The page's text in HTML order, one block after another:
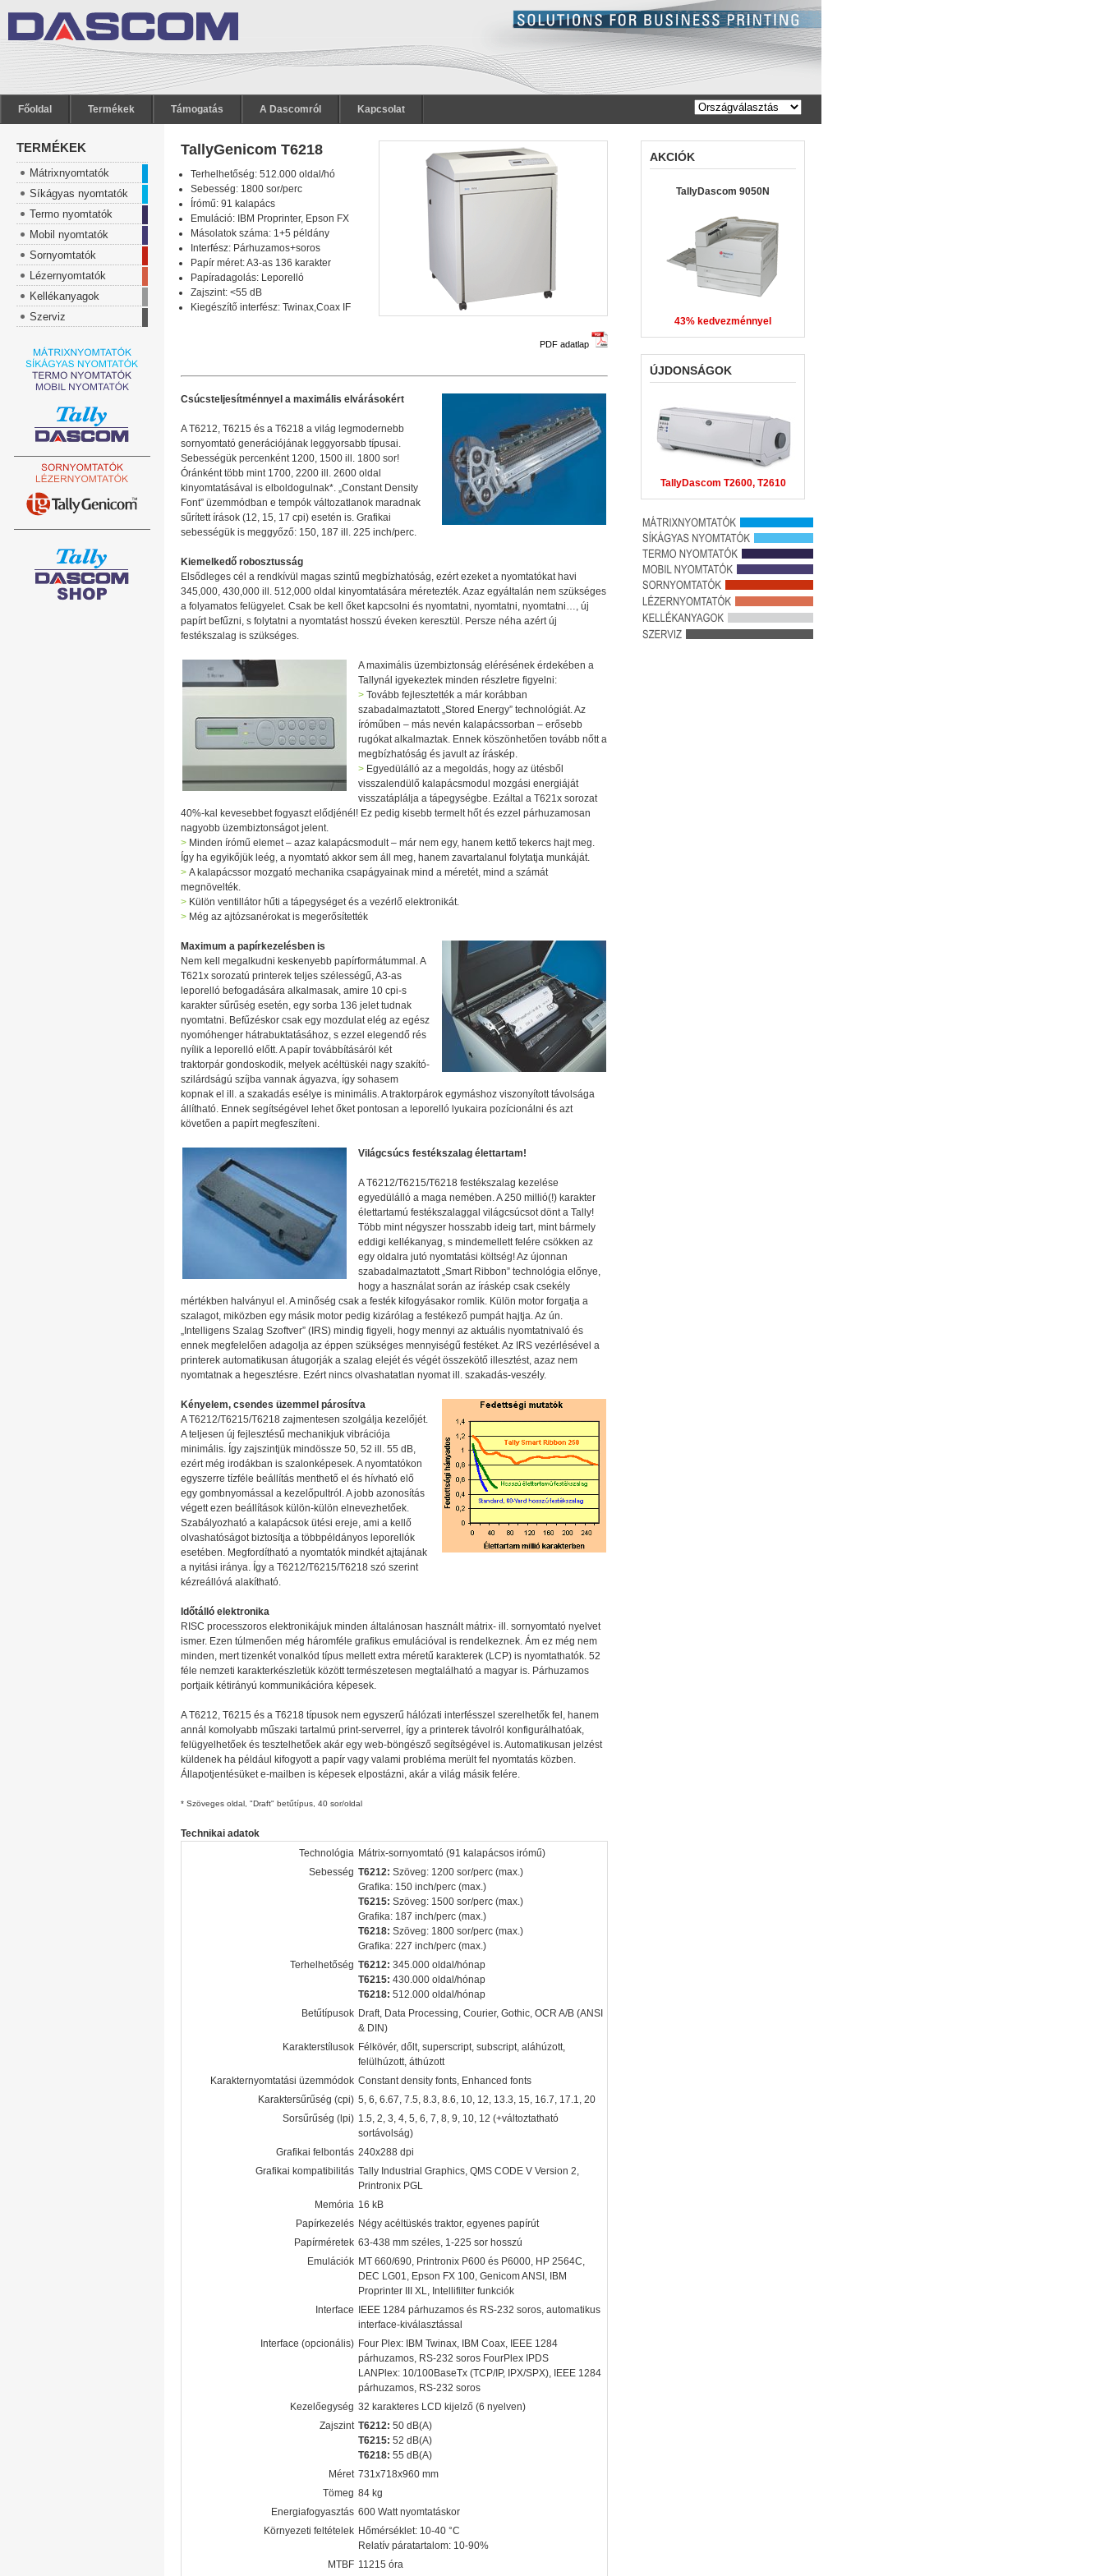
Főoldal Termékek Támogatás A Dascomról Kapcsolat
TERMÉKEK
Mátrixnyomtatók
Síkágyas nyomtatók
Termo nyomtatók
Mobil nyomtatók
Sornyomtatók
Lézernyomtatók
Kellékanyagok
Szerviz
PDF adatlap
TallyGenicom T6218
Terhelhetőség: 512.000 oldal/hó
Sebesség: 1800 sor/perc
Írómű: 91 kalapács
Emuláció: IBM Proprinter, Epson FX
Másolatok száma: 1+5 példány
Interfész: Párhuzamos+soros
Papír méret: A3-as 136 karakter
Papíradagolás: Leporelló
Zajszint: <55 dB
Kiegészítő interfész: Twinax,Coax IF
Csúcsteljesítménnyel a maximális elvárásokért
A T6212, T6215 és a T6218 a világ legmodernebb
sornyomtató generációjának leggyorsabb típusai.
Sebességük percenként 1200, 1500 ill. 1800 sor!
Óránként több mint 1700, 2200 ill. 2600 oldal
kinyomtatásával is elboldogulnak*. „Constant Density
Font” üzemmódban e tempók változatlanok maradnak
sűrített írások (12, 15, 17 cpi) esetén is. Grafikai
sebességük is meggyőző: 150, 187 ill. 225 inch/perc.
Kiemelkedő robosztusság
Elsődleges cél a rendkívül magas szintű megbízhatóság, ezért ezeket a nyomtatókat havi
345,000, 430,000 ill. 512,000 oldal kinyomtatására méretezték. Azaz egyáltalán nem szükséges
a folyamatos felügyelet. Csak be kell őket kapcsolni és nyomtatni, nyomtatni, nyomtatni…, új
papírt befűzni, s folytatni a nyomtatást hosszú éveken keresztül. Persze néha azért új
festékszalag is szükséges.
A maximális üzembiztonság elérésének érdekében a
Tallynál igyekeztek minden részletre figyelni:
> Tovább fejlesztették a már korábban
szabadalmaztatott „Stored Energy” technológiát. Az
íróműben – más nevén kalapácssorban – erősebb
rugókat alkalmaztak. Ennek köszönhetően tovább nőtt a
megbízhatóság és javult az íráskép.
> Egyedülálló az a megoldás, hogy az ütésből
visszalendülő kalapácsmodul mozgási energiáját
visszatáplálja a tápegységbe. Ezáltal a T621x sorozat
40%-kal kevesebbet fogyaszt elődjénél! Ez pedig kisebb termelt hőt és ezzel párhuzamosan
nagyobb üzembiztonságot jelent.
> Minden írómű elemet – azaz kalapácsmodult – már nem egy, hanem kettő tekercs hajt meg.
Így ha egyikőjük leég, a nyomtató akkor sem áll meg, hanem zavartalanul folytatja munkáját.
> A kalapácssor mozgató mechanika csapágyainak mind a méretét, mind a számát
megnövelték.
> Külön ventillátor hűti a tápegységet és a vezérlő elektronikát.
> Még az ajtózsanérokat is megerősítették
Maximum a papírkezelésben is
Nem kell megalkudni keskenyebb papírformátummal. A
T621x sorozatú printerek teljes szélességű, A3-as
leporelló befogadására alkalmasak, amire 10 cpi-s
karakter sűrűség esetén, egy sorba 136 jelet tudnak
nyomtatni. Befűzéskor csak egy mozdulat elég az egész
nyomóhenger hátrabuktatásához, s ezzel elegendő rés
nyílik a leporelló előtt. A papír továbbításáról két
traktorpár gondoskodik, melyek acéltüskéi nagy szakító-
szilárdságú szíjba vannak ágyazva, így sohasem
kopnak el ill. a szakadás esélye is minimális. A traktorpárok egymáshoz viszonyított távolsága
állítható. Ennek segítségével lehet őket pontosan a leporelló lyukaira pozícionálni és azt
követően a papírt megfeszíteni.
Világcsúcs festékszalag élettartam!
A T6212/T6215/T6218 festékszalag kezelése
egyedülálló a maga nemében. A 250 millió(!) karakter
élettartamú festékszalaggal világcsúcsot dönt a Tally!
Több mint négyszer hosszabb ideig tart, mint bármely
eddigi kellékanyag, s mindemellett felére csökken az
egy oldalra jutó nyomtatási költség! Az újonnan
szabadalmaztatott „Smart Ribbon” technológia előnye,
hogy a használat során az íráskép csak csekély
mértékben halványul el. A minőség csak a festék kifogyásakor romlik. Külön motor forgatja a
szalagot, miközben egy másik motor pedig kizárólag a festékező pumpát hajtja. Az ún.
„Intelligens Szalag Szoftver” (IRS) mindig figyeli, hogy mennyi az aktuális nyomtatnivaló és
ennek megfelelően adagolja az éppen szükséges mennyiségű festéket. Az IRS vezérlésével a
printerek automatikusan átugorják a szalag elejét és végét összekötő illesztést, azaz nem
nyomtatnak a hegesztésre. Ezért nincs olvashatatlan nyomat ill. szakadás-veszély.
Kényelem, csendes üzemmel párosítva
A T6212/T6215/T6218 zajmentesen szolgálja kezelőjét.
A teljesen új fejlesztésű mechanikjuk vibrációja
minimális. Így zajszintjük mindössze 50, 52 ill. 55 dB,
ezért még irodákban is szalonképesek. A nyomtatókon
egyszerre tízféle beállítás menthető el és hívható elő
egy gombnyomással a kezelőpultról. A jobb azonosítás
végett ezen beállítások külön-külön elnevezhetőek.
Szabályozható a kalapácsok ütési ereje, ami a kellő
olvashatóságot biztosítja a többpéldányos leporellók
esetében. Megfordítható a nyomtatók mindkét ajtajának
a nyitási iránya. Így a T6212/T6215/T6218 szó szerint
kézreállóvá alakítható.
Időtálló elektronika
RISC processzoros elektronikájuk minden általánosan használt mátrix- ill. sornyomtató nyelvet
ismer. Ezen túlmenően még háromféle grafikus emulációval is rendelkeznek. Ám ez még nem
minden, mert tizenkét vonalkód típus mellett extra méretű karakterek (LCP) is nyomtathatók. 52
féle nemzeti karakterkészletük között természetesen megtalálható a magyar is. Párhuzamos
portjaik kétirányú kommunikációra képesek.
A T6212, T6215 és a T6218 típusok nem egyszerű hálózati interfésszel szerelhetők fel, hanem
annál komolyabb műszaki tartalmú print-serverrel, így a printerek távolról konfigurálhatóak,
felügyelhetőek és tesztelhetőek akár egy web-böngésző segítségével is. Automatikusan jelzést
küldenek ha például kifogyott a papír vagy valami probléma merült fel nyomtatás közben.
Állapotjentésüket e-mailben is képesek elpostázni, akár a világ másik felére.
* Szöveges oldal, "Draft" betűtípus, 40 sor/oldal
Technikai adatok
Technológia Mátrix-sornyomtató (91 kalapácsos irómű)
Sebesség T6212: Szöveg: 1200 sor/perc (max.)
Grafika: 150 inch/perc (max.)
T6215: Szöveg: 1500 sor/perc (max.)
Grafika: 187 inch/perc (max.)
T6218: Szöveg: 1800 sor/perc (max.)
Grafika: 227 inch/perc (max.)
Terhelhetőség T6212: 345.000 oldal/hónap
T6215: 430.000 oldal/hónap
T6218: 512.000 oldal/hónap
Betűtípusok Draft, Data Processing, Courier, Gothic, OCR A/B (ANSI
& DIN)
Karakterstílusok Félkövér, dőlt, superscript, subscript, aláhúzott,
felülhúzott, áthúzott
Karakternyomtatási üzemmódok Constant density fonts, Enhanced fonts
Karaktersűrűség (cpi) 5, 6, 6.67, 7.5, 8.3, 8.6, 10, 12, 13.3, 15, 16.7, 17.1, 20
Sorsűrűség (lpi) 1.5, 2, 3, 4, 5, 6, 7, 8, 9, 10, 12 (+változtatható
sortávolság)
Grafikai felbontás 240x288 dpi
Grafikai kompatibilitás Tally Industrial Graphics, QMS CODE V Version 2,
Printronix PGL
Memória 16 kB
Papírkezelés Négy acéltüskés traktor, egyenes papírút
Papírméretek 63-438 mm széles, 1-225 sor hosszú
Emulációk MT 660/690, Printronix P600 és P6000, HP 2564C,
DEC LG01, Epson FX 100, Genicom ANSI, IBM
Proprinter III XL, Intellifilter funkciók
Interface IEEE 1284 párhuzamos és RS-232 soros, automatikus
interface-kiválasztással
Interface (opcionális) Four Plex: IBM Twinax, IBM Coax, IEEE 1284
párhuzamos, RS-232 soros FourPlex IPDS
LANPlex: 10/100BaseTx (TCP/IP, IPX/SPX), IEEE 1284
párhuzamos, RS-232 soros
Kezelőegység 32 karakteres LCD kijelző (6 nyelven)
Zajszint T6212: 50 dB(A)
T6215: 52 dB(A)
T6218: 55 dB(A)
Méret 731x718x960 mm
Tömeg 84 kg
Energiafogyasztás 600 Watt nyomtatáskor
Környezeti feltételek Hőmérséklet: 10-40 °C
Relatív páratartalom: 10-90%
MTBF 11215 óra
AKCIÓK
TallyDascom 9050N
43% kedvezménnyel
ÚJDONSÁGOK
TallyDascom T2600, T2610